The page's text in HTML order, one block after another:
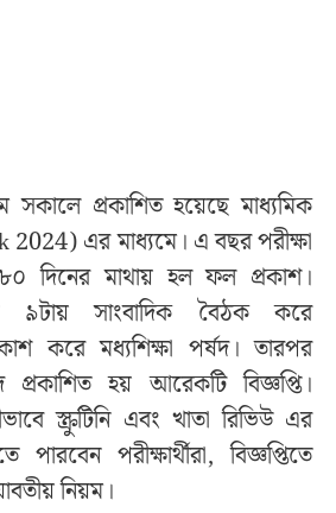
সকালে প্রকাশিত হয়েছে মাধ্যমিক
এর মাধ্যমে। এ বছর পরীক্ষা
দিনের মাথায় হল ফল প্রকাশ।
৯টায় সাংবাদিক বৈঠক করে
করে মধ্যশিক্ষা পর্ষদ। তারপর
হয় আরেকটি বিজ্ঞপ্তি।
স্ক্রুটিনি এবং খাতা রিভিউ এর
পরীক্ষার্থীরা, বিজ্ঞপ্তিতে
নিয়ম।